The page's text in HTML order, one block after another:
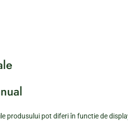
produsului pot diferi în functie de